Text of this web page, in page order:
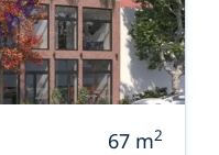
67 m2